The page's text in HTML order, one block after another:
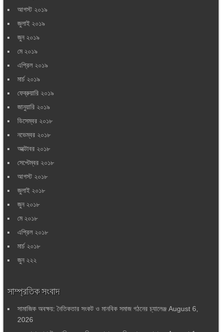
আগস্ট ২০১৯
জুলাই ২০১৯
জুন ২০১৯
মে ২০১৯
এপ্রিল ২০১৯
মার্চ ২০১৯
ফেব্রুয়ারি ২০১৯
জানুয়ারি ২০১৯
ডিসেম্বর ২০১৮
নভেম্বর ২০১৮
অক্টোবর ২০১৮
সেপ্টেম্বর ২০১৮
আগস্ট ২০১৮
জুলাই ২০১৮
জুন ২০১৮
মে ২০১৮
এপ্রিল ২০১৮
মার্চ ২০১৮
জুন ২২২
সাম্প্রতিক সংবাদ
সামাজিক অবক্ষয়: নৈতিকতার সংকট ও মানবিক সমাজ গঠনের চ্যালেঞ্জ August 6,
2026